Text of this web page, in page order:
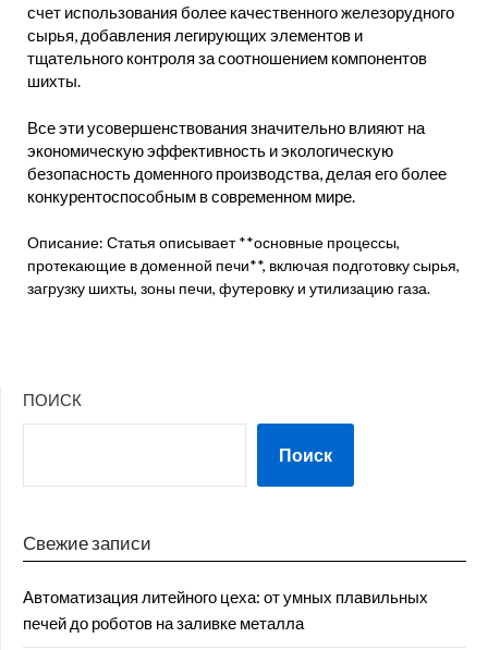
счет использования более качественного железорудного
сырья, добавления легирующих элементов и
тщательного контроля за соотношением компонентов
шихты.
Все эти усовершенствования значительно влияют на
экономическую эффективность и экологическую
безопасность доменного производства, делая его более
конкурентоспособным в современном мире.
Описание: Статья описывает **основные процессы,
протекающие в доменной печи**, включая подготовку сырья,
загрузку шихты, зоны печи, футеровку и утилизацию газа.
ПОИСК
Поиск
Свежие записи
Автоматизация литейного цеха: от умных плавильных
печей до роботов на заливке металла